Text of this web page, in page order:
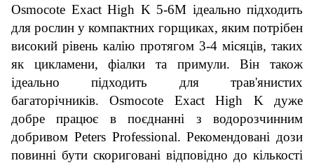
Osmocote Exact High K 5-6M ідеально підходить
для рослин у компактних горщиках, яким потрібен
високий рівень калію протягом 3-4 місяців, таких
як цикламени, фіалки та примули. Він також
ідеально підходить для трав'янистих
багаторічників. Osmocote Exact High K дуже
добре працює в поєднанні з водорозчинним
добривом Peters Professional. Рекомендовані дози
повинні бути скориговані відповідно до кількості